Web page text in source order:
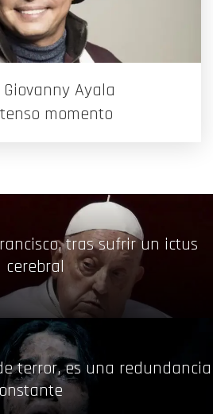
Ayala
momento
tras sufrir un ictus
cerebral
terror, es una redundancia